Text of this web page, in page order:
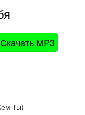
Скачать MP3
Ты)